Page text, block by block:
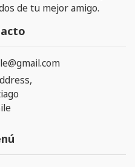
de tu mejor amigo.